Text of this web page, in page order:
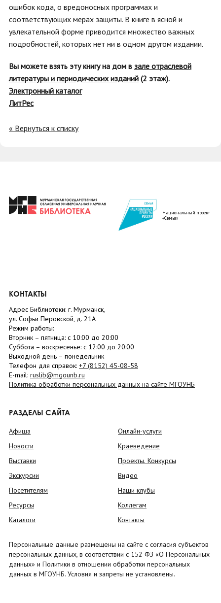
ошибок кода, о вредоносных программах и
соответствующих мерах защиты. В книге в ясной и
увлекательной форме приводится множество важных
подробностей, которых нет ни в одном другом издании.
Вы можете взять эту книгу на дом в зале отраслевой
литературы и периодических изданий (2 этаж).
Электронный каталог
ЛитРес
« Вернуться к списку
Национальный проект
«Семья»
КОНТАКТЫ
Адрес Библиотеки: г. Мурманск,
ул. Софьи Перовской, д. 21А
Режим работы:
Вторник – пятница: с 10:00 до 20:00
Суббота – воскресенье: c 12:00 до 20:00
Выходной день – понедельник
Телефон для справок: +7 (8152) 45-08-58
E-mail: ruslib@mgounb.ru
Политика обработки персональных данных на сайте МГОУНБ
РАЗДЕЛЫ САЙТА
Афиша
Новости
Выставки
Экскурсии
Посетителям
Ресурсы
Каталоги
Онлайн-услуги
Краеведение
Проекты. Конкурсы
Видео
Наши клубы
Коллегам
Контакты
Персональные данные размещены на сайте с согласия субъектов
персональных данных, в соответствии с 152 ФЗ «О Персональных
данных» и Политики в отношении обработки персональных
данных в МГОУНБ. Условия и запреты не установлены.